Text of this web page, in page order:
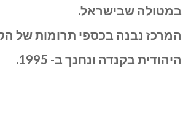
במטולה שבישראל.
המרכז נבנה בכספי תרומות של
היהודית בקנדה ונחנך ב- 1995.